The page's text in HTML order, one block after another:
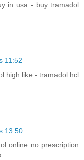
in usa - buy tramadol
11:52
high like - tramadol hcl
13:50
online no prescription